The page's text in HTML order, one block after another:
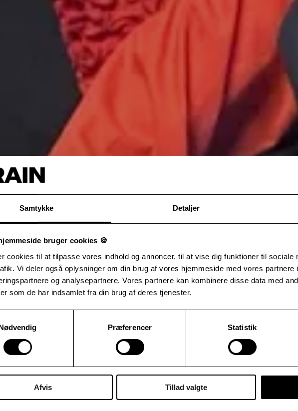
Samtykke Detaljer
bruger cookies 🍪
cookies til at tilpasse vores indhold og annoncer, til at vise dig funktioner til sociale
Vi deler også oplysninger om din brug af vores hjemmeside med vores partnere
og analysepartnere. Vores partnere kan kombinere disse data med
som de har indsamlet fra din brug af deres tjenester.
Præferencer Statistik
Afvis Tillad valgte